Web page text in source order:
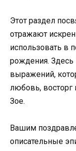
Этот раздел
отражают
использовать в
рождения.
выражений,
любовь, восторг
Зое.
Вашим
описательные